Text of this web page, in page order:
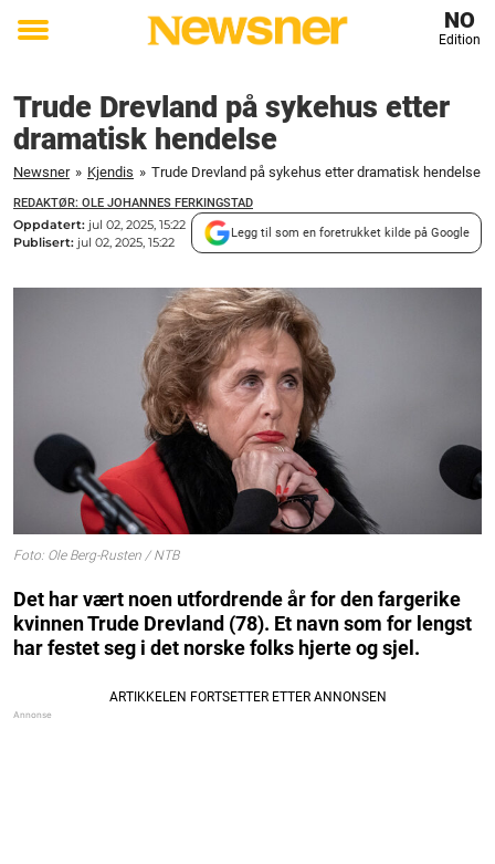
Toggle
NO
Edition
Trude Drevland på sykehus etter
dramatisk hendelse
Newsner » Kjendis » Trude Drevland på sykehus etter dramatisk hendelse
REDAKTØR: OLE JOHANNES FERKINGSTAD
Oppdatert: jul 02, 2025, 15:22
Publisert: jul 02, 2025, 15:22
Legg til som en foretrukket kilde på Google
Foto: Ole Berg-Rusten / NTB
Det har vært noen utfordrende år for den fargerike
kvinnen Trude Drevland (78). Et navn som for lengst
har festet seg i det norske folks hjerte og sjel.